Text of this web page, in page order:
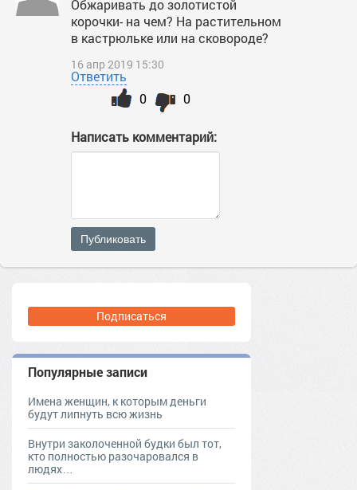
Обжаривать до золотистой
корочки- на чем? На растительном
в кастрюльке или на сковороде?
16 апр 2019 15:30
Ответить
0
0
Написать комментарий:
Публиковать
Подписаться
Популярные записи
Имена женщин, к которым деньги
будут липнуть всю жизнь
Внутри заколоченной будки был тот,
кто полностью разочаровался в
людях…